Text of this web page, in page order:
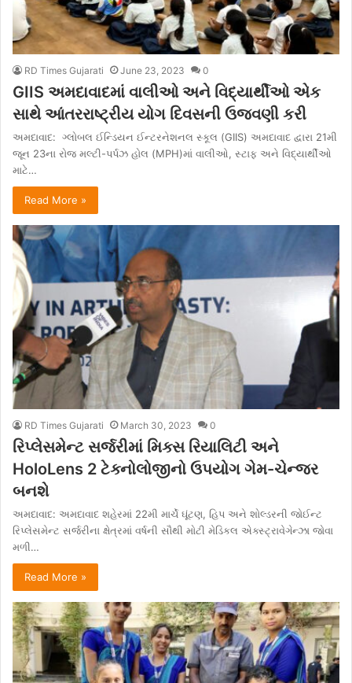
RD Times Gujarati June 23, 2023 0
GIIS અમદાવાદમાં વાલીઓ અને વિદ્યાર્થીઓ એક
સાથે આંતરરાષ્ટ્રીય યોગ દિવસની ઉજવણી કરી
અમદાવાદ: ગ્લોબલ ઈન્ડિયન ઈન્ટરનેશનલ સ્કૂલ (GIIS) અમદાવાદ દ્વારા 21મી
જૂન 23ના રોજ મલ્ટી-પર્પઝ હોલ (MPH)માં વાલીઓ, સ્ટાફ અને વિદ્યાર્થીઓ
માટે…
Read More »
RD Times Gujarati March 30, 2023 0
રિપ્લેસમેન્ટ સર્જરીમાં મિક્સ રિયાલિટી અને
HoloLens 2 ટેક્નોલોજીનો ઉપયોગ ગેમ-ચેન્જર
બનશે
અમદાવાદ: અમદાવાદ શહેરમાં 22મી માર્ચે ઘૂંટણ, હિપ અને શોલ્ડરની જોઈન્ટ
રિપ્લેસમેન્ટ સર્જરીના ક્ષેત્રમાં વર્ષની સૌથી મોટી મેડિકલ એક્સ્ટ્રાવેગેન્ઝા જોવા
મળી…
Read More »